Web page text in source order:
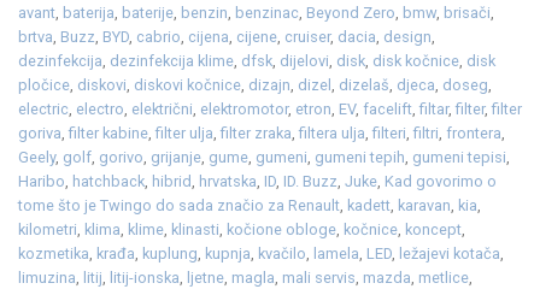
avant, baterija, baterije, benzin, benzinac, Beyond Zero, bmw, brisači,
brtva, Buzz, BYD, cabrio, cijena, cijene, cruiser, dacia, design,
dezinfekcija, dezinfekcija klime, dfsk, dijelovi, disk, disk kočnice, disk
pločice, diskovi, diskovi kočnice, dizajn, dizel , dizelaš, djeca, doseg,
electric, electro, električni, elektromotor, etron, EV, facelift,filtar,filter,filter
goriva,filter kabine,filter ulja,filter zraka,filtera ulja,filteri,filtri, frontera,
Geely, golf, gorivo, grijanje, gume, gumeni, gumeni tepih, gumeni tepisi,
Haribo, hatchback, hibrid, hrvatska, ID, ID. Buzz, Juke, Kad govorimo o
tome što je Twingo do sada značio za Renault, kadett, karavan, kia,
kilometri, klima, klime, klinasti, kočione obloge, kočnice, koncept,
kozmetika, krađa, kuplung, kupnja, kvačilo, lamela, LED, ležajevi kotača,
limuzina, litij, litij-ionska, ljetne, magla, mali servis, mazda, metlice,